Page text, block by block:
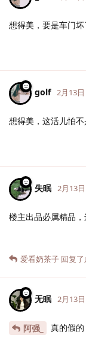
想得美，要是车门坏
golf 2月13日
想得美，这活儿怕
失眠 2月13日
楼主出品必属精品
爱看奶茶子 回复
无眠 2月13日
阿强_ 真的假